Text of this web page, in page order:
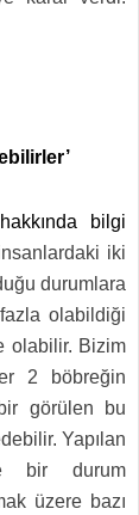
bilgi
iki
durumlara
olabildiği
olabilir. Bizim
2 böbreğin
görülen bu
Yapılan
bir durum
üzere bazı